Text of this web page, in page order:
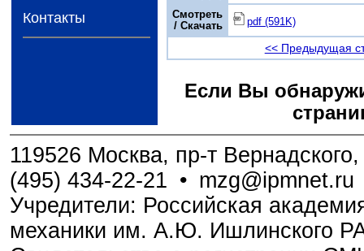
Контакты
Смотреть
/ Скачать
pdf (591K)
<< Предыдущая
Если Вы
119526 Москва, пр-т
(495) 434-22-21 • mzg@ipmnet.ru
Учредители: Российская
механики им. А.Ю. Ишлинского